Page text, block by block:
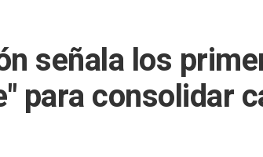
señala los
para consolidar